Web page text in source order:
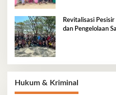
Revitalisasi
dan Pengelolaan
Hukum & Kriminal